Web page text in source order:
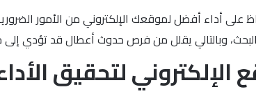
على أداء أفضل لموقعك الإلكتروني من الأمور
وبالتالي يقلل من فرص حدوث أعطال قد تؤدي
لتحقيق